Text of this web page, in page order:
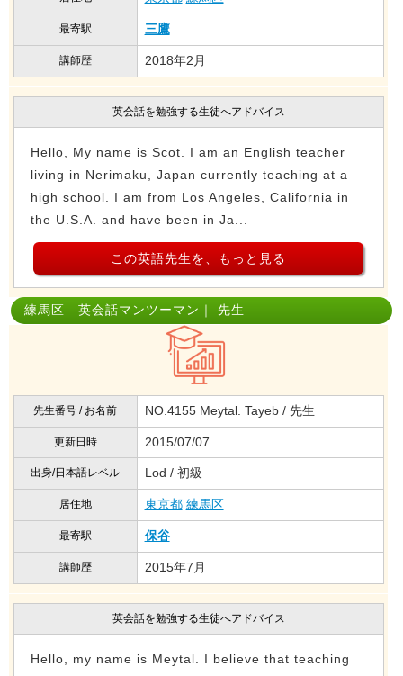
最寄駅 三鷹
講師歴 2018年2月
英会話を勉強する生徒へアドバイス
Hello, My name is Scot. I am an English teacher
living in Nerimaku, Japan currently teaching at a
high school. I am from Los Angeles, California in
the U.S.A. and have been in Ja...
この英語先生を、もっと見る
練馬区 英会話マンツーマン｜ 先生
先生番号 / お名前 NO.4155 Meytal. Tayeb / 先生
更新日時 2015/07/07
出身/日本語レベル Lod / 初級
居住地 東京都 練馬区
最寄駅 保谷
講師歴 2015年7月
英会話を勉強する生徒へアドバイス
Hello, my name is Meytal. I believe that teaching